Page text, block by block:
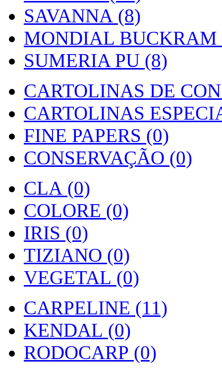
SAVANNA (8)
MONDIAL BUCKRAM
SUMERIA PU (8)
CARTOLINAS DE
CARTOLINAS
FINE PAPERS (0)
CONSERVAÇÃO (0)
CLA (0)
COLORE (0)
IRIS (0)
TIZIANO (0)
VEGETAL (0)
CARPELINE (11)
KENDAL (0)
RODOCARP (0)